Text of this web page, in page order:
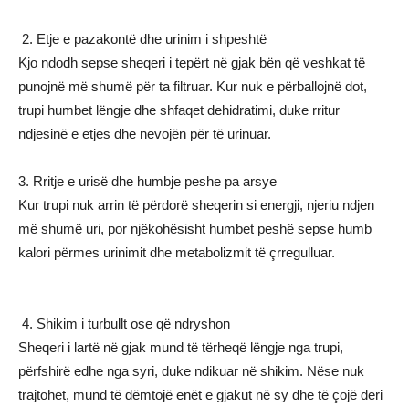
2. Etje e pazakontë dhe urinim i shpeshtë
Kjo ndodh sepse sheqeri i tepërt në gjak bën që veshkat të
punojnë më shumë për ta filtruar. Kur nuk e përballojnë dot,
trupi humbet lëngje dhe shfaqet dehidratimi, duke rritur
ndjesinë e etjes dhe nevojën për të urinuar.
3. Rritje e urisë dhe humbje peshe pa arsye
Kur trupi nuk arrin të përdorë sheqerin si energji, njeriu ndjen
më shumë uri, por njëkohësisht humbet peshë sepse humb
kalori përmes urinimit dhe metabolizmit të çrregulluar.
4. Shikim i turbullt ose që ndryshon
Sheqeri i lartë në gjak mund të tërheqë lëngje nga trupi,
përfshirë edhe nga syri, duke ndikuar në shikim. Nëse nuk
trajtohet, mund të dëmtojë enët e gjakut në sy dhe të çojë deri